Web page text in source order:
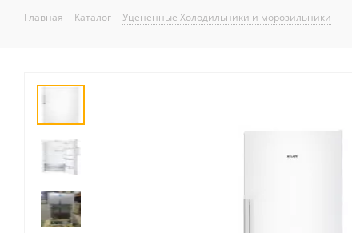
Главная - Каталог - Уцененные Холодильники и морозильники -